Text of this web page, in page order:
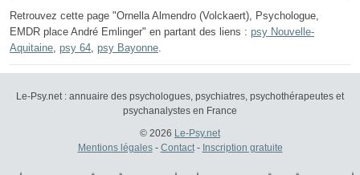
Retrouvez cette page "Ornella Almendro (Volckaert), Psychologue,
EMDR place André Emlinger" en partant des liens : psy Nouvelle-
Aquitaine, psy 64, psy Bayonne.
Le-Psy.net : annuaire des psychologues, psychiatres, psychothérapeutes et
psychanalystes en France
© 2026 Le-Psy.net
Mentions légales- Contact- Inscription gratuite